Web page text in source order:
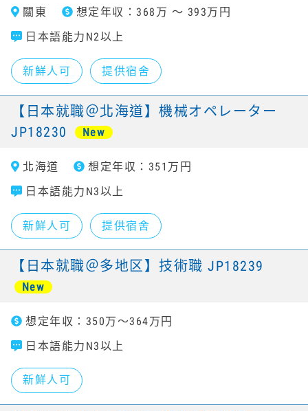
關東
想定年収：368万 ～ 393万円
日本語能力N2以上
新鮮人可 提供宿舍
【日本就職＠北海道】機械オペレーター
JP18230
New
北海道
想定年収：351万円
日本語能力N3以上
新鮮人可 提供宿舍
【日本就職＠多地区】技術職 JP18239
New
想定年収：350万～364万円
日本語能力N3以上
新鮮人可